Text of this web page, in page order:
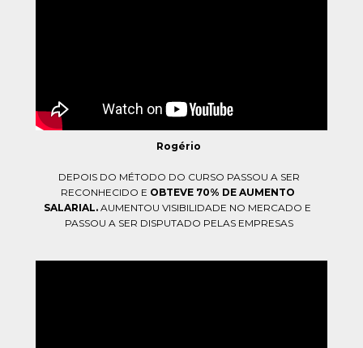
Rogério
DEPOIS DO MÉTODO DO CURSO PASSOU A SER
RECONHECIDO E OBTEVE 70% DE AUMENTO
SALARIAL. AUMENTOU VISIBILIDADE NO MERCADO E
PASSOU A SER DISPUTADO PELAS EMPRESAS